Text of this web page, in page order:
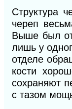
Структура
череп
Выше был
лишь у
отделе
кости
сохраняют
с тазом